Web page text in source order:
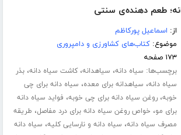
طعم دهنده‌ی سنتی
از: اسماعیل پورکاظم
موضوع:کتاب‌های کشاورزی و دامپروری
۱۷۳ صفحه
برچسب‌ها: سیاه دانه، سیاهدانه،کاشت سیاه دانه،بذر
سیاه دانه، سیاهدانه برای معده، سیاه دانه برای چی
خوبه،روغن سیاه دانه برای چی خوبه، فواید سیاه دانه
برای مو، خواص روغن سیاه دانه برای درد مفاصل، طریقه
مصرف سیاه دانه، سیاه دانه و نارسایی کلیه، سیاه دانه